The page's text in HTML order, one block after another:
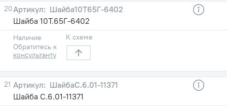
20
Шайба10Т65Г-6402
Шайба 10Т.65Г-6402
Наличие
Обратитесь к
консультанту
К схеме
21
ШайбаС.6.01-11371
Шайба С.6.01-11371